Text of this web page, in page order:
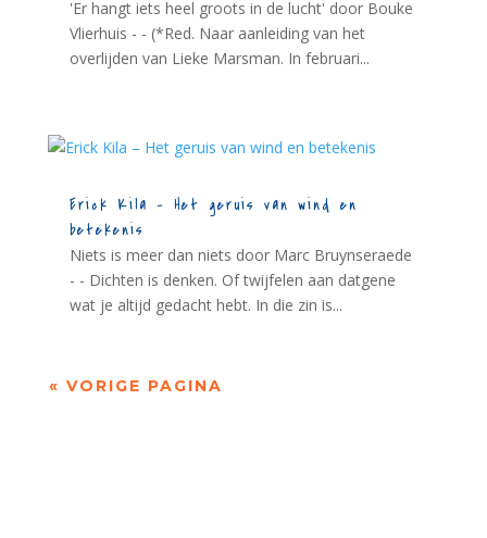
'Er hangt iets heel groots in de lucht' door Bouke
Vlierhuis - - (*Red. Naar aanleiding van het
overlijden van Lieke Marsman. In februari...
Erick Kila – Het geruis van wind en
betekenis
Niets is meer dan niets door Marc Bruynseraede
- - Dichten is denken. Of twijfelen aan datgene
wat je altijd gedacht hebt. In die zin is...
« VORIGE PAGINA